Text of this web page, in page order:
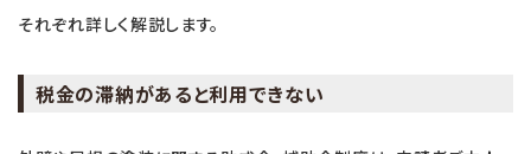
それぞれ詳しく解説します。
税金の滞納があると利用できない